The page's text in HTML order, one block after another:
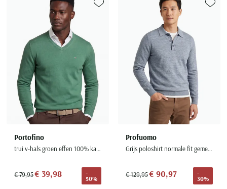
Portofino
trui v-hals groen effen 100% katoen
€ 79,95€ 39,98
-
50%
Toevoegen aan favorieten
Profuomo
Grijs poloshirt normale fit gemeleerd
€ 129,95€ 90,97
-
30%